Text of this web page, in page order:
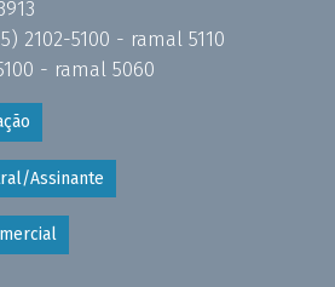
2102-5100 - ramal 5110
- ramal 5060
Assinante